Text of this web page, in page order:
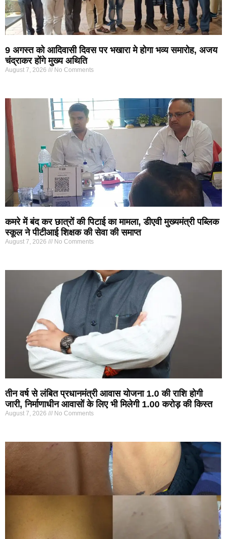
9 अगस्त को आदिवासी दिवस पर भखारा मे होगा भव्य समारोह, अजय
चंद्राकर होंगे मुख्य अथिति
August 7, 2026 No Comments
कमरे में बंद कर छात्रों की पिटाई का मामला, डीएवी मुख्यमंत्री पब्लिक
स्कूल ने पीटीआई शिक्षक की सेवा की समाप्त
August 7, 2026 No Comments
तीन वर्ष से लंबित प्रधानमंत्री आवास योजना 1.0 की राशि होगी
जारी, निर्माणाधीन आवासों के लिए भी मिलेगी 1.00 करोड़ की किस्त
August 7, 2026 No Comments